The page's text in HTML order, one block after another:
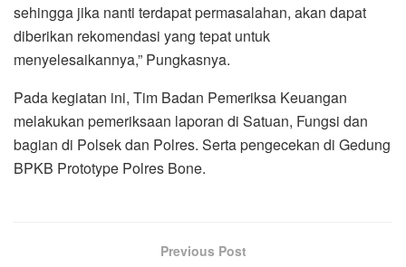
sehingga jika nanti terdapat permasalahan, akan dapat
diberikan rekomendasi yang tepat untuk
menyelesaikannya,” Pungkasnya.
Pada kegiatan ini, Tim Badan Pemeriksa Keuangan
melakukan pemeriksaan laporan di Satuan, Fungsi dan
bagian di Polsek dan Polres. Serta pengecekan di Gedung
BPKB Prototype Polres Bone.
Previous Post